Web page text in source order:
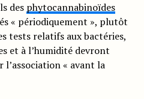
des phytocannabinoïdes
« périodiquement », plutôt
tests relatifs aux bactéries,
et à l’humidité devront
« avant la